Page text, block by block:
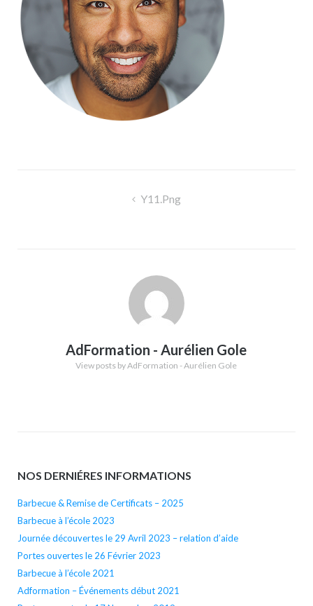
Y11.png
AdFormation - Aurélien Gole
View posts by AdFormation - Aurélien Gole
NOS DERNIÉRES INFORMATIONS
Barbecue & Remise de Certificats – 2025
Barbecue à l’école 2023
Journée découvertes le 29 Avril 2023 – relation d’aide
Portes ouvertes le 26 Février 2023
Barbecue à l’école 2021
Adformation – Événements début 2021